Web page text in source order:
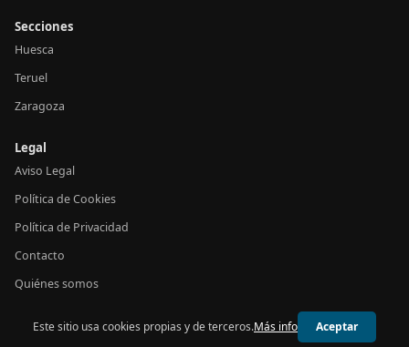
Secciones
Huesca
Teruel
Zaragoza
Legal
Aviso Legal
Política de Cookies
Política de Privacidad
Contacto
Quiénes somos
© 2026 24h Aragón
Este sitio usa cookies propias y de terceros.Más info Aceptar